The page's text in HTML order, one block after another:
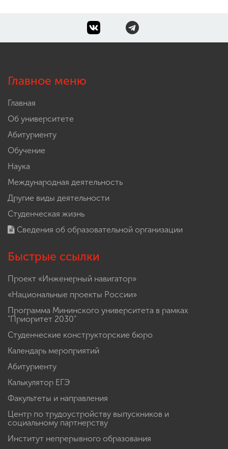
Главное меню
Главная
Об университете
Абитуриенту
Обучение
Наука
Международная деятельность
Другие виды деятельности
Студенческая жизнь
Сведения об образовательной организации
Быстрые ссылки
Проект «Инженерный навигатор»
«Национальные проекты России»
Программа Мининского университета в рамках
"Приоритет 2030"
Студенческие конструкторские бюро
Календарь мероприятий
Абитуриенту
Калькулятор ЕГЭ
Факультеты и направления
Центр по трудоустройству выпускников и
социальному партнерству
Институт непрерывного образования